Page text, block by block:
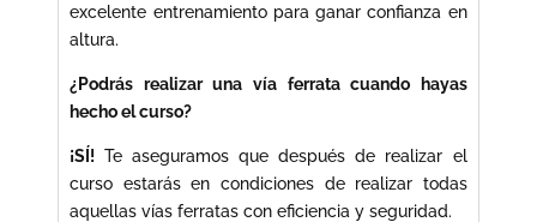
excelente entrenamiento para ganar confianza en
altura.
¿Podrás realizar una vía ferrata cuando hayas
hecho el curso?
¡SÍ! Te aseguramos que después de realizar el
curso estarás en condiciones de realizar todas
aquellas vías ferratas con eficiencia y seguridad.